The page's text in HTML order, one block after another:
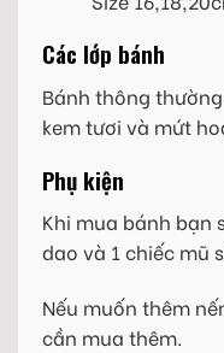
Các lớp bánh
Bánh thông
kem tươi và mứt
Phụ kiện
Khi mua bánh bạn
dao và 1 chiếc mũ
Nếu muốn thêm
cần mua thêm.